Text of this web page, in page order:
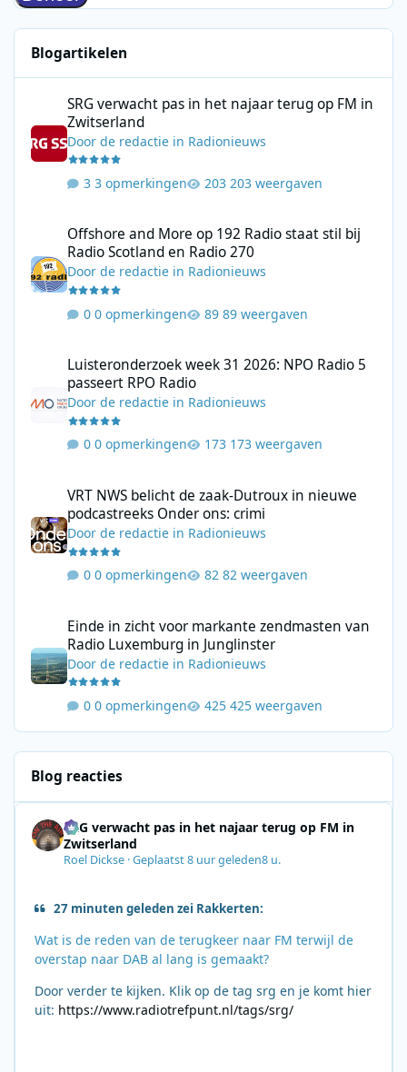
Blogartikelen
SRG verwacht pas in het najaar terug op FM in
Zwitserland
Doorde redactie in Radionieuws
3 opmerkingen 203 weergaven
Offshore and More op 192 Radio staat stil bij
Radio Scotland en Radio 270
Doorde redactie in Radionieuws
0 opmerkingen 89 weergaven
Luisteronderzoek week 31 2026: NPO Radio 5
passeert RPO Radio
Doorde redactie in Radionieuws
0 opmerkingen 173 weergaven
VRT NWS belicht de zaak-Dutroux in nieuwe
podcastreeks Onder ons: crimi
Doorde redactie in Radionieuws
0 opmerkingen 82 weergaven
Einde in zicht voor markante zendmasten van
Radio Luxemburg in Junglinster
Doorde redactie in Radionieuws
0 opmerkingen 425 weergaven
Blog reacties
SRG verwacht pas in het najaar terug op FM in
Zwitserland
Roel Dickse ·Geplaatst8 uur geleden8 u.
27 minuten geleden zei Rakkerten:
Wat is de reden van de terugkeer naar FM terwijl de
overstap naar DAB al lang is gemaakt?
Door verder te kijken. Klik op de tag srg en je komt hier
uit: https://www.radiotrefpunt.nl/tags/srg/